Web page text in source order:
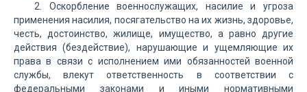
2. Оскорбление военнослужащих, насилие и угроза
применения насилия, посягательство на их жизнь, здоровье,
честь, достоинство, жилище, имущество, а равно другие
действия (бездействие), нарушающие и ущемляющие их
права в связи с исполнением ими обязанностей военной
службы, влекут ответственность в соответствии с
федеральными законами и иными нормативными